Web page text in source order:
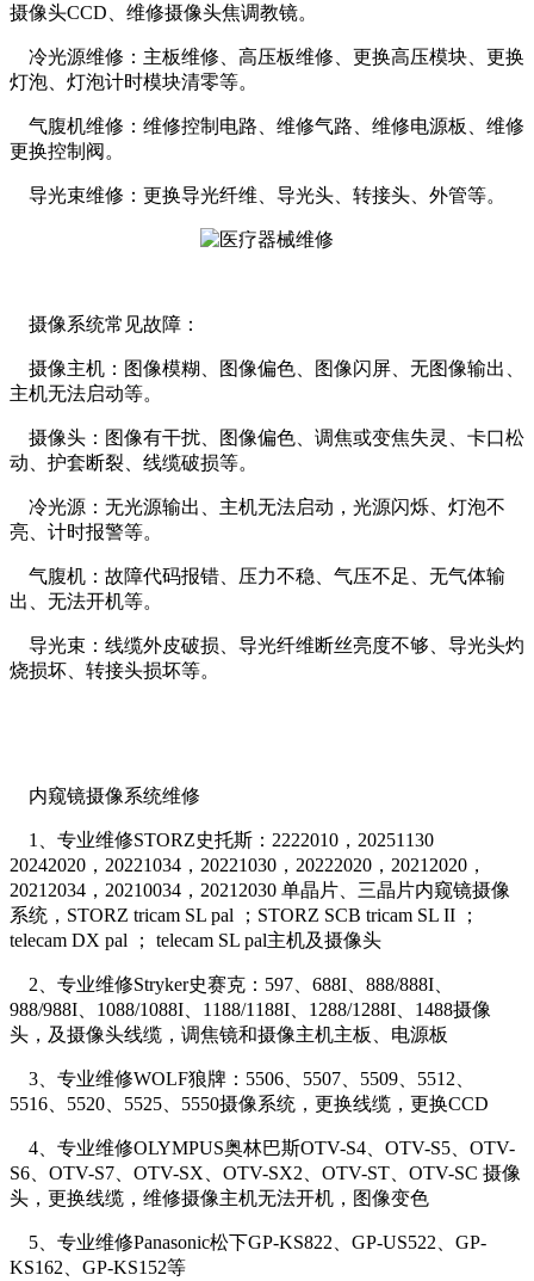
摄像头CCD、维修摄像头焦调教镜。
冷光源维修：主板维修、高压板维修、更换高压模块、更换
灯泡、灯泡计时模块清零等。
气腹机维修：维修控制电路、维修气路、维修电源板、维修
更换控制阀。
导光束维修：更换导光纤维、导光头、转接头、外管等。
摄像系统常见故障：
摄像主机：图像模糊、图像偏色、图像闪屏、无图像输出、
主机无法启动等。
摄像头：图像有干扰、图像偏色、调焦或变焦失灵、卡口松
动、护套断裂、线缆破损等。
冷光源：无光源输出、主机无法启动，光源闪烁、灯泡不
亮、计时报警等。
气腹机：故障代码报错、压力不稳、气压不足、无气体输
出、无法开机等。
导光束：线缆外皮破损、导光纤维断丝亮度不够、导光头灼
烧损坏、转接头损坏等。
内窥镜摄像系统维修
1、专业维修STORZ史托斯：2222010，20251130
20242020，20221034，20221030，20222020，20212020，
20212034，20210034，20212030 单晶片、三晶片内窥镜摄像
系统，STORZ tricam SL pal ；STORZ SCB tricam SL II ；
telecam DX pal ； telecam SL pal主机及摄像头
2、专业维修Stryker史赛克：597、688I、888/888I、
988/988I、1088/1088I、1188/1188I、1288/1288I、1488摄像
头，及摄像头线缆，调焦镜和摄像主机主板、电源板
3、专业维修WOLF狼牌：5506、5507、5509、5512、
5516、5520、5525、5550摄像系统，更换线缆，更换CCD
4、专业维修OLYMPUS奥林巴斯OTV-S4、OTV-S5、OTV-
S6、OTV-S7、OTV-SX、OTV-SX2、OTV-ST、OTV-SC 摄像
头，更换线缆，维修摄像主机无法开机，图像变色
5、专业维修Panasonic松下GP-KS822、GP-US522、GP-
KS162、GP-KS152等